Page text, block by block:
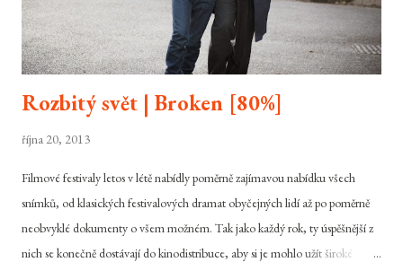
Rozbitý svět | Broken [80%]
října 20, 2013
Filmové festivaly letos v létě nabídly poměrně zajímavou nabídku všech
snímků, od klasických festivalových dramat obyčejných lidí až po poměrně
neobvyklé dokumenty o všem možném. Tak jako každý rok, ty úspěšnější z
nich se konečně dostávají do kinodistribuce, aby si je mohlo užít široké